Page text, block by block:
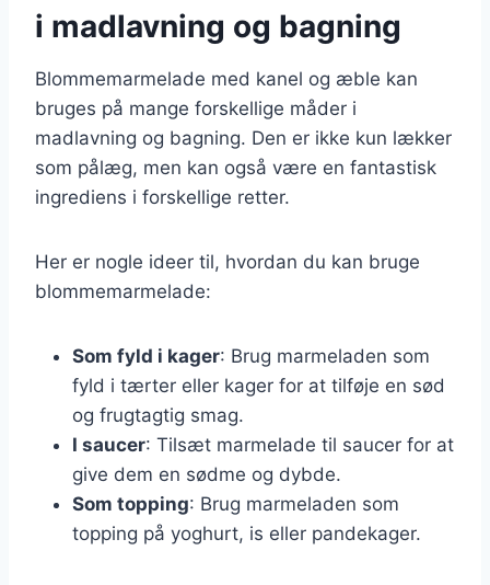
i madlavning og bagning
Blommemarmelade med kanel og æble kan
bruges på mange forskellige måder i
madlavning og bagning. Den er ikke kun lækker
som pålæg, men kan også være en fantastisk
ingrediens i forskellige retter.
Her er nogle ideer til, hvordan du kan bruge
blommemarmelade:
Som fyld i kager: Brug marmeladen som
fyld i tærter eller kager for at tilføje en sød
og frugtagtig smag.
I saucer: Tilsæt marmelade til saucer for at
give dem en sødme og dybde.
Som topping: Brug marmeladen som
topping på yoghurt, is eller pandekager.